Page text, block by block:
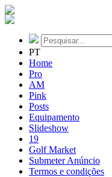
PT
Home
Pro
AM
Pink
Posts
Equipamento
Slideshow
19
Golf Market
Submeter Anúncio
Termos e condições